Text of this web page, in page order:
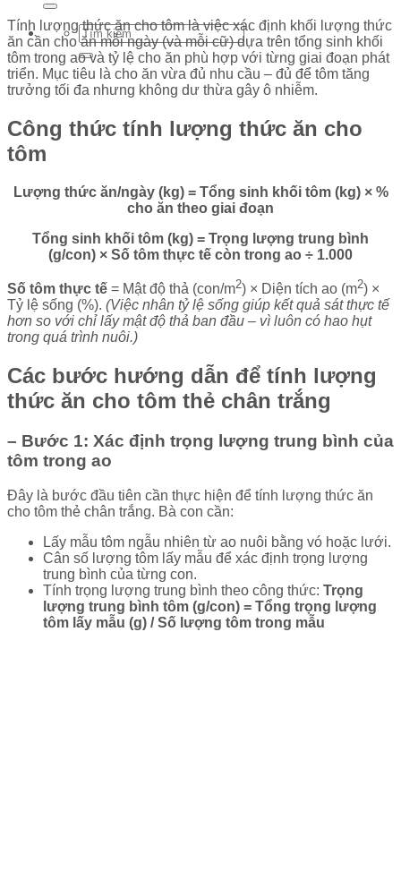
Tính lượng thức ăn cho tôm là việc xác định khối lượng thức
ăn cần cho ăn mỗi ngày (và mỗi cữ) dựa trên tổng sinh khối
tôm trong ao và tỷ lệ cho ăn phù hợp với từng giai đoạn phát
triển. Mục tiêu là cho ăn vừa đủ nhu cầu – đủ để tôm tăng
trưởng tối đa nhưng không dư thừa gây ô nhiễm.
Công thức tính lượng thức ăn cho
tôm
Lượng thức ăn/ngày (kg) = Tổng sinh khối tôm (kg) × %
cho ăn theo giai đoạn
Tổng sinh khối tôm (kg) = Trọng lượng trung bình
(g/con) × Số tôm thực tế còn trong ao ÷ 1.000
Số tôm thực tế = Mật độ thả (con/m2) × Diện tích ao (m2) ×
Tỷ lệ sống (%). (Việc nhân tỷ lệ sống giúp kết quả sát thực tế
hơn so với chỉ lấy mật độ thả ban đầu – vì luôn có hao hụt
trong quá trình nuôi.)
Các bước hướng dẫn để tính lượng
thức ăn cho tôm thẻ chân trắng
– Bước 1: Xác định trọng lượng trung bình của
tôm trong ao
Đây là bước đầu tiên cần thực hiện để tính lượng thức ăn
cho tôm thẻ chân trắng. Bà con cần:
Lấy mẫu tôm ngẫu nhiên từ ao nuôi bằng vó hoặc lưới.
Cân số lượng tôm lấy mẫu để xác định trọng lượng
trung bình của từng con.
Tính trọng lượng trung bình theo công thức: Trọng
lượng trung bình tôm (g/con) = Tổng trọng lượng
tôm lấy mẫu (g) / Số lượng tôm trong mẫu